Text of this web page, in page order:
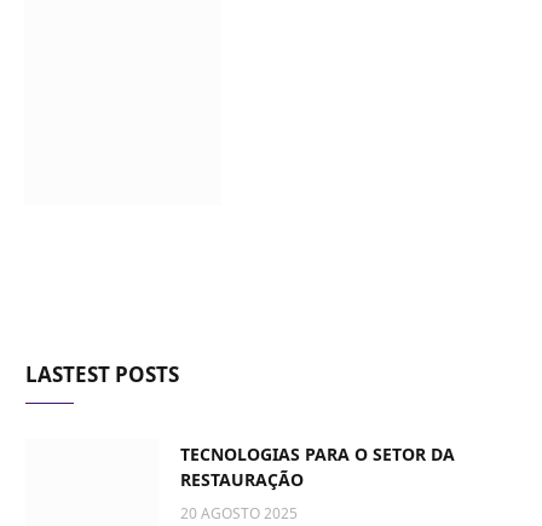
LASTEST POSTS
TECNOLOGIAS PARA O SETOR DA
RESTAURAÇÃO
20 AGOSTO 2025